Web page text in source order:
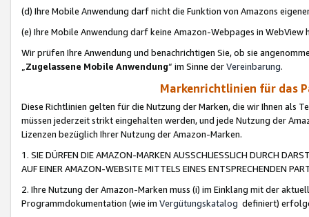
(d) Ihre Mobile Anwendung darf nicht die Funktion von Amazons
(e) Ihre Mobile Anwendung darf keine Amazon-Webpages in WebView
Wir prüfen Ihre Anwendung und benachrichtigen Sie, ob sie
„Zugelassene Mobile Anwendung“ im Sinne derVereinbarung.
Markenrichtlinien für das
Diese Richtlinien gelten für die Nutzung der Marken, die wir Ihnen als
müssen jederzeit strikt eingehalten werden, und jede Nutzung der
Lizenzen bezüglich Ihrer Nutzung der Amazon-Marken.
1. SIE DÜRFEN DIE AMAZON-MARKEN AUSSCHLIESSLICH DURCH
AUF EINER AMAZON-WEBSITE MITTELS EINES ENTSPRECHENDEN
2. Ihre Nutzung der Amazon-Marken muss (i) im Einklang mit der
Programmdokumentation (wie im Vergütungskatalog definiert)